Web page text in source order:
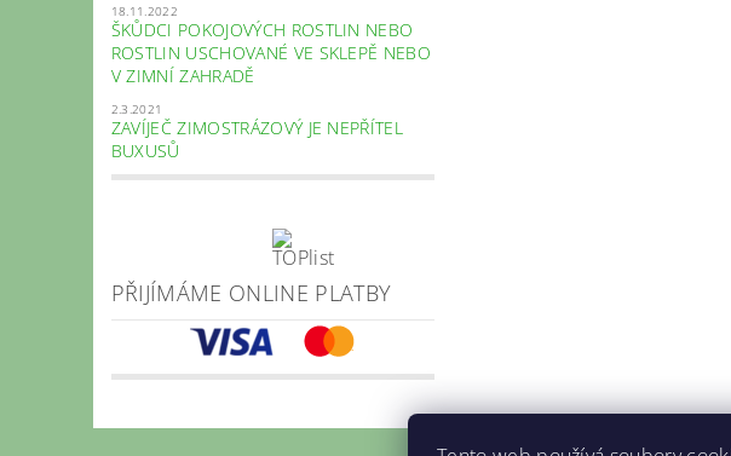
18.11.2022
ŠKŮDCI POKOJOVÝCH ROSTLIN NEBO
ROSTLIN USCHOVANÉ VE SKLEPĚ NEBO
V ZIMNÍ ZAHRADĚ
2.3.2021
ZAVÍJEČ ZIMOSTRÁZOVÝ JE NEPŘÍTEL
BUXUSŮ
PŘIJÍMÁME ONLINE PLATBY